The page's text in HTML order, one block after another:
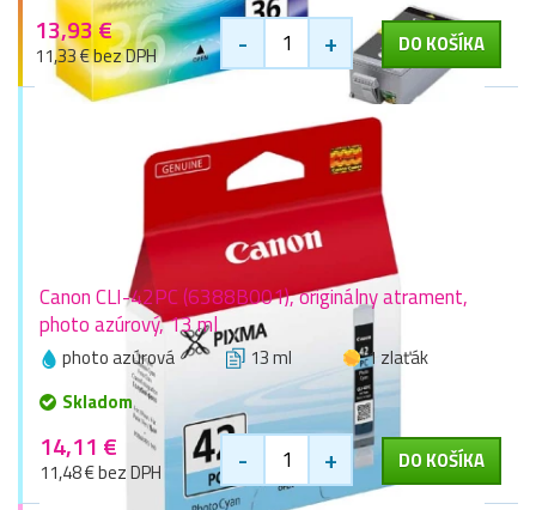
13,93 €
11,33 € bez DPH - + DO KOŠÍKA
Canon CLI-42PC (6388B001), originálny atrament,
photo azúrový, 13 ml
photo azúrová 13 ml
1 zlaťák
Skladom
14,11 €
11,48 € bez DPH - + DO KOŠÍKA